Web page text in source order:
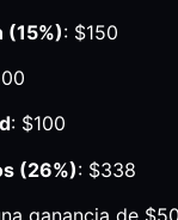
(15%): $150
: $100
(26%): $338